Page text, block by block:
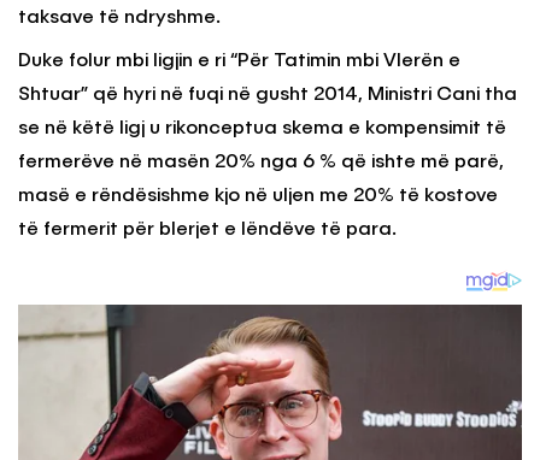
taksave të ndryshme.
Duke folur mbi ligjin e ri “Për Tatimin mbi Vlerën e
Shtuar” që hyri në fuqi në gusht 2014, Ministri Cani tha
se në këtë ligj u rikonceptua skema e kompensimit të
fermerëve në masën 20% nga 6 % që ishte më parë,
masë e rëndësishme kjo në uljen me 20% të kostove
të fermerit për blerjet e lëndëve të para.